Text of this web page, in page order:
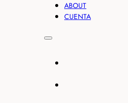
ABOUT
CUENTA